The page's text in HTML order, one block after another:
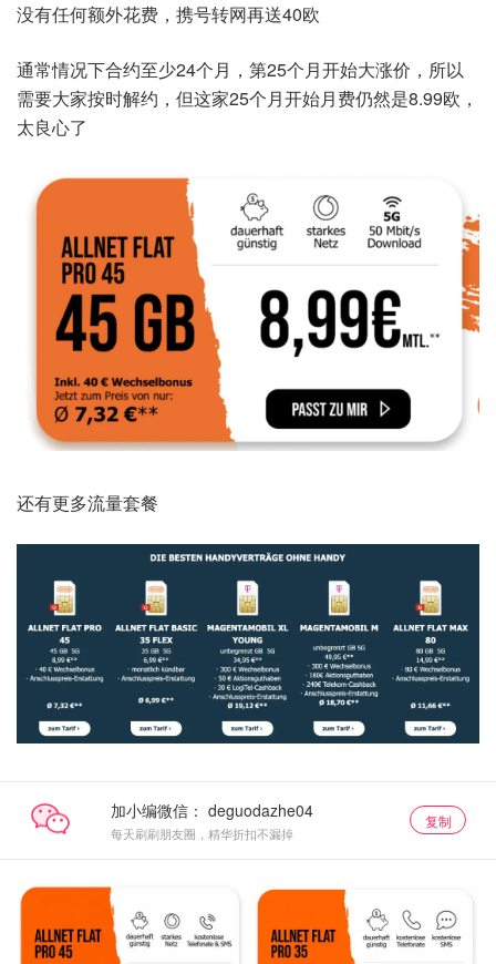
没有任何额外花费，携号转网再送40欧
通常情况下合约至少24个月，第25个月开始大涨价，所以
需要大家按时解约，但这家25个月开始月费仍然是8.99欧，
太良心了
还有更多流量套餐
加小编微信：
每天刷刷朋友圈，精华折扣不漏掉
复制